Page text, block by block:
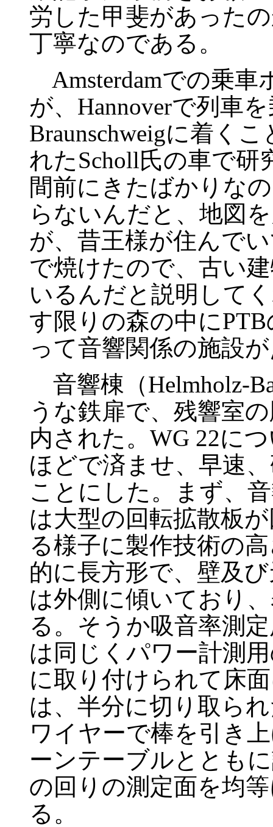
労した甲斐があった
丁寧なのである。
Amsterdamでの乗車
が、Hannoverで列車
Braunschweigに着く
れたScholl氏の車で研
間前にきたばかりな
らないんだと、地図
が、昔王様が住んで
で焼けたので、古い
いるんだと説明して
す限りの森の中に
って音響関係の施設
音響棟（Helmholz-
うな鉄扉で、残響室
内された。WG 22に
ほどで済ませ、早速
ことにした。まず、
は大型の回転拡散板
る様子に製作技術の
的に長方形で、壁及
は外側に傾いており
る。そうか吸音率測
は同じくパワー計測
に取り付けられて床
は、半分に切り取ら
ワイヤーで棒を引き
ーンテーブルととも
の回りの測定面を均
る。